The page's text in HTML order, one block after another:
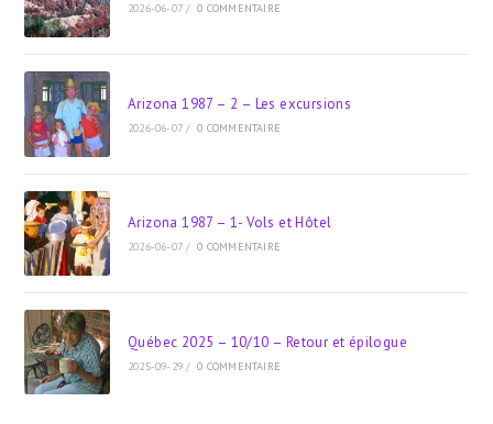
2026-06-07 / 0 COMMENTAIRE
Arizona 1987 – 2 – Les excursions
2026-06-07 / 0 COMMENTAIRE
Arizona 1987 – 1- Vols et Hôtel
2026-06-07 / 0 COMMENTAIRE
Québec 2025 – 10/10 – Retour et épilogue
2025-09-29 / 0 COMMENTAIRE